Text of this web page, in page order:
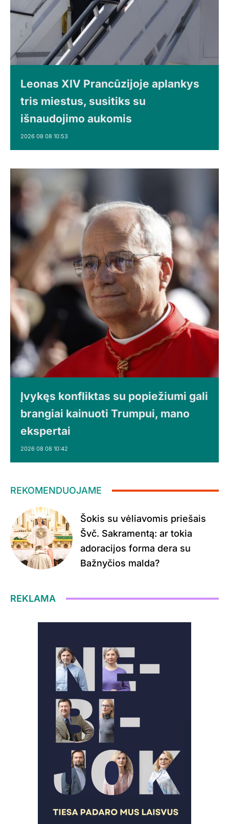
Leonas XIV Prancūzijoje aplankys
tris miestus, susitiks su
išnaudojimo aukomis
2026 08 08 10:53
Įvykęs konfliktas su popiežiumi gali
brangiai kainuoti Trumpui, mano
ekspertai
2026 08 08 10:42
REKOMENDUOJAME
Šokis su vėliavomis priešais
Švč. Sakramentą: ar tokia
adoracijos forma dera su
Bažnyčios malda?
REKLAMA